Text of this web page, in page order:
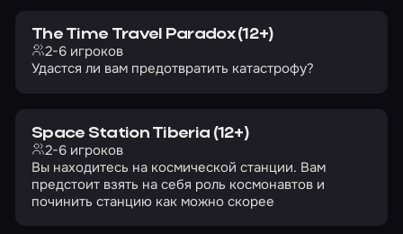
The Time Travel Paradox (12+)
2-6 игроков
Удастся ли вам предотвратить катастрофу?
Space Station Tiberia (12+)
2-6 игроков
Вы находитесь на космической станции. Вам
предстоит взять на себя роль космонавтов и
починить станцию как можно скорее